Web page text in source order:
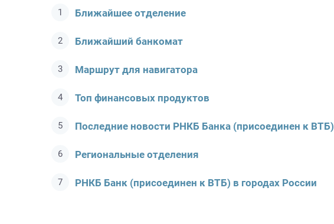
Ближайшее отделение
Ближайший банкомат
Маршрут для навигатора
Топ финансовых продуктов
Последние новости РНКБ Банкa (присоединен к ВТБ)
Региональные отделения
РНКБ Банк (присоединен к ВТБ) в городах России